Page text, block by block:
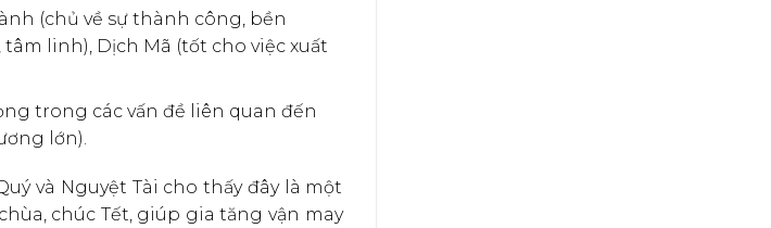
(chủ về sự thành công, bền
linh), Dịch Mã (tốt cho việc xuất
trong các vấn đề liên quan đến
lớn).
và Nguyệt Tài cho thấy đây là một
chúc Tết, giúp gia tăng vận may